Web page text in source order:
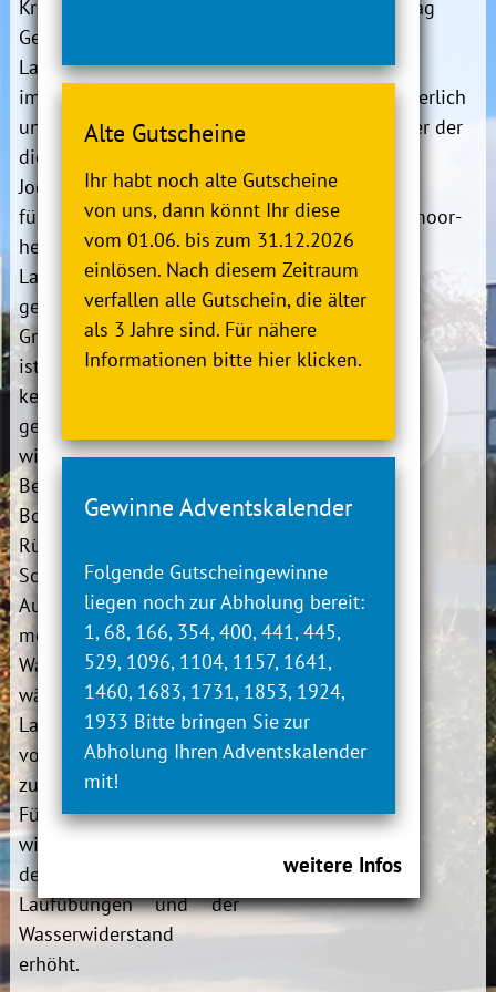
Alte Gutscheine
Ihr habt noch alte Gutscheine
von uns, dann könnt Ihr diese
vom 01.06. bis zum 31.12.2026
einlösen. Nach diesem Zeitraum
verfallen alle Gutschein, die älter
als 3 Jahre sind. Für nähere
Informationen bitte hier klicken.
Gewinne Adventskalender
Folgende Gutscheingewinne
liegen noch zur Abholung bereit:
1, 68, 166, 354, 400, 441, 445,
529, 1096, 1104, 1157, 1641,
1460, 1683, 1731, 1853, 1924,
1933 Bitte bringen Sie zur
Abholung Ihren Adventskalender
mit!
weitere Infos
Kreislaufsystem. Im
Gegensatz zum Laufen an
Land schont das Training
im Wasser die Gelenke
und Bänder und entlastet
die Wirbelsäule. Aqua
Jogging ist somit ideal
für alle, denen
herkömmliches
Lauftraining aus
gesundheitlichen
Gründen nicht möglich
ist oder die schon länger
keinen Sport mehr
getrieben haben. Trainiert
wird dabei im tiefen
Becken ohne
Bodenkontakt. Ein
Rückengürtel aus
Schaumstoff gibt
Auftrieb und hilft,
möglichst senkrecht im
Wasser zu schweben,
während man sich mit
Laufbewegungen
vorwärts bewegt. Durch
zusätzliche Utensilien an
Füßen und Händen
wird die Intensität
der unterschiedlichen
Laufübungen und der
Wasserwiderstand
erhöht.
Dienstag
erforderlich
unter der
04745 94330 oder
per E-Mail: info@moor-
therme.de